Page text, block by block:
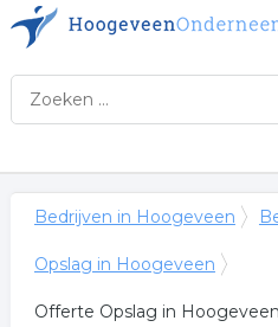
Bedrijven in Hoogeveen
Opslag in Hoogeveen
Offerte Opslag in Hoogeveen